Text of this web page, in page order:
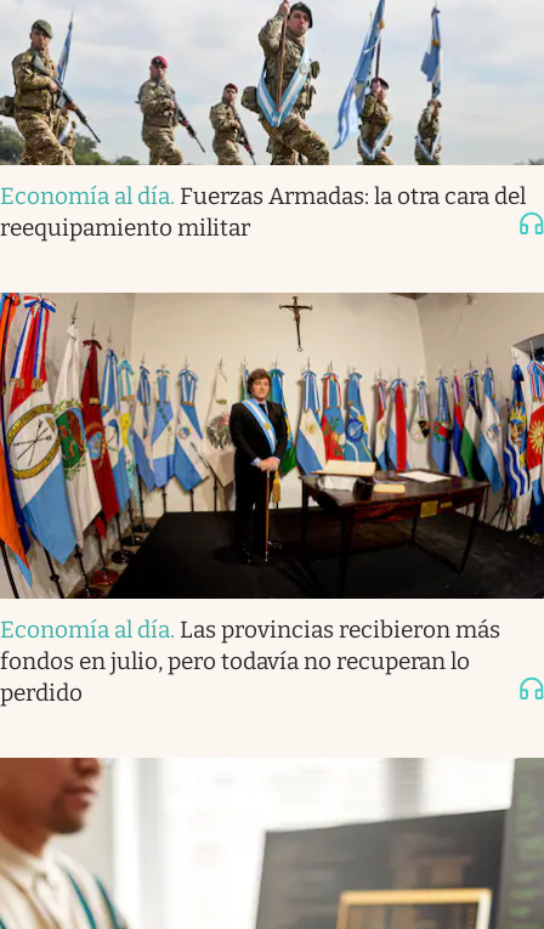
Economía al día. Fuerzas Armadas: la otra cara del
reequipamiento militar
Economía al día. Las provincias recibieron más
fondos en julio, pero todavía no recuperan lo
perdido